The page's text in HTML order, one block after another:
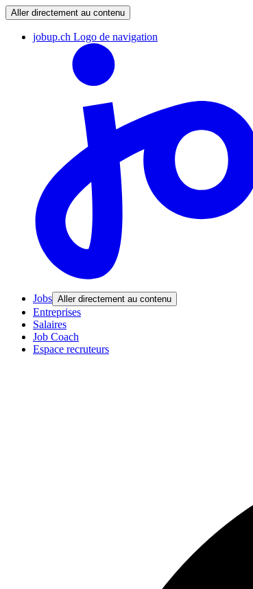
Aller directement au contenu
jobup.ch Logo de navigation
Jobs Aller directement au contenu
Entreprises
Salaires
Job Coach
Espace recruteurs